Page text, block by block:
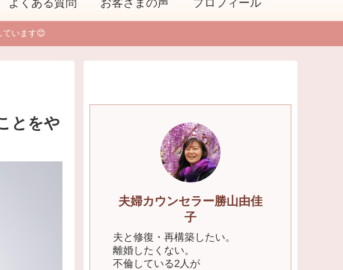
よくある質問 お客さまの声 プロフィール
ています😊
とをや
夫婦カウンセラー勝山由佳
子
夫と修復・再構築したい。
離婚したくない。
不倫している2人が